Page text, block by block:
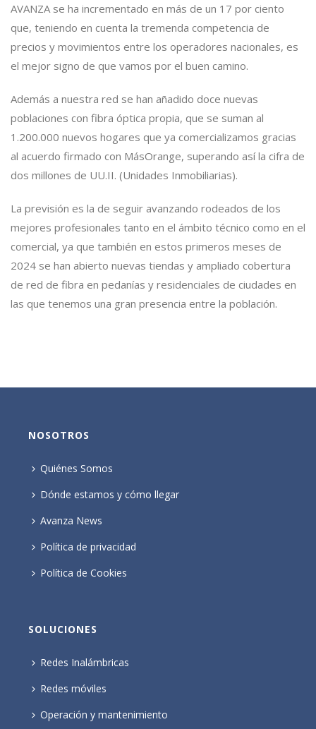
AVANZA se ha incrementado en más de un 17 por ciento
que, teniendo en cuenta la tremenda competencia de
precios y movimientos entre los operadores nacionales, es
el mejor signo de que vamos por el buen camino.
Además a nuestra red se han añadido doce nuevas
poblaciones con fibra óptica propia, que se suman al
1.200.000 nuevos hogares que ya comercializamos gracias
al acuerdo firmado con MásOrange, superando así la cifra de
dos millones de UU.II. (Unidades Inmobiliarias).
La previsión es la de seguir avanzando rodeados de los
mejores profesionales tanto en el ámbito técnico como en el
comercial, ya que también en estos primeros meses de
2024 se han abierto nuevas tiendas y ampliado cobertura
de red de fibra en pedanías y residenciales de ciudades en
las que tenemos una gran presencia entre la población.
NOSOTROS
Quiénes Somos
Dónde estamos y cómo llegar
Avanza News
Política de privacidad
Política de Cookies
SOLUCIONES
Redes Inalámbricas
Redes móviles
Operación y mantenimiento